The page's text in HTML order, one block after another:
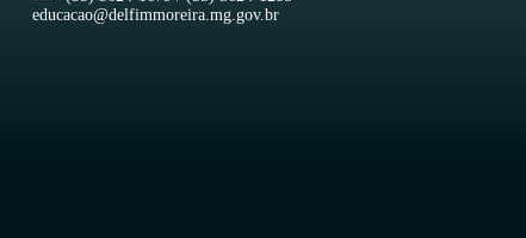
educacao@delfimmoreira.mg.gov.br